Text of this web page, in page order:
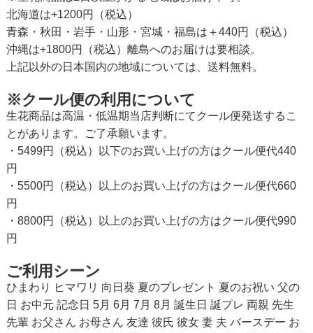
北海道は+1200円（税込）
青森・秋田・岩手・山形・宮城・福島は＋440円（税込）
沖縄は+1800円（税込）離島へのお届けは要相談。
上記以外の日本国内の地域については、送料無料。
※クール便の利用について
生花商品は高温・低温期当店判断にてクール便発送するこ
とがあります。ご了承願います。
・5499円（税込）以下のお買い上げの方はクール便代440
円
・5500円（税込）以上のお買い上げの方はクール便代660
円
・8800円（税込）以上のお買い上げの方はクール便代990
円
ご利用シーン
ひまわり ヒマワリ 向日葵 夏のプレゼント 夏のお祝い 父の
日 お中元 記念日 5月 6月 7月 8月 誕生日 誕プレ 両親 先生
先輩 お父さん お母さん 友達 彼氏 彼女 妻 夫 バースデー お